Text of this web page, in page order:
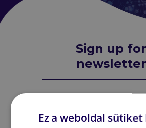
Sign up for
newsletter
Subscribe to our
hand information about
Ez a weboldal sütiket